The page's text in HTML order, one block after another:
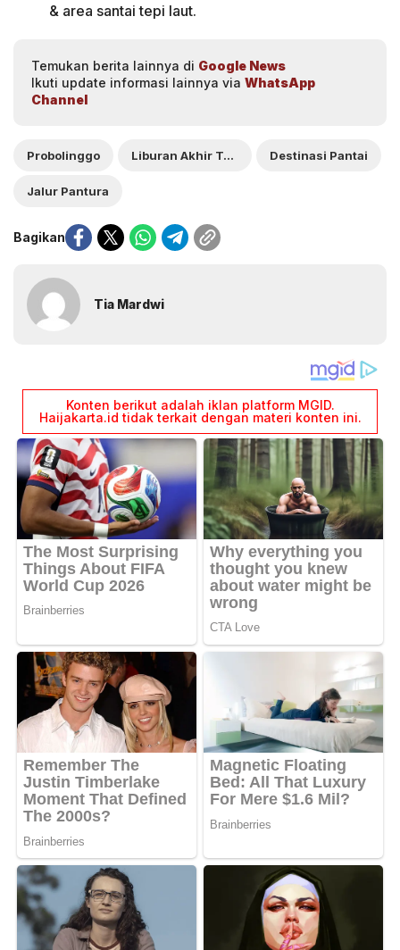
& area santai tepi laut.
Temukan berita lainnya di Google News
Ikuti update informasi lainnya via WhatsApp
Channel
Probolinggo Liburan Akhir Tahun Destinasi Pantai
Jalur Pantura
Bagikan
Tia Mardwi